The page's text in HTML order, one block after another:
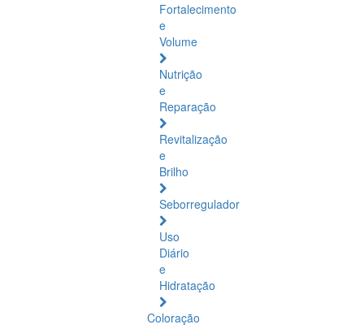
Fortalecimento
e
Volume
Nutrição
e
Reparação
Revitalização
e
Brilho
Seborregulador
Uso
Diário
e
Hidratação
Coloração